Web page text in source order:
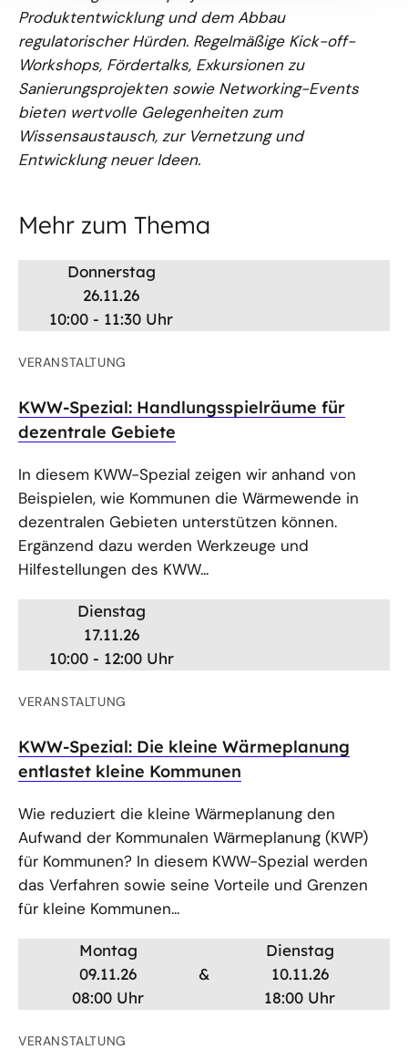
Produktentwicklung und dem Abbau
regulatorischer Hürden. Regelmäßige Kick-off-
Workshops, Fördertalks, Exkursionen zu
Sanierungsprojekten sowie Networking-Events
bieten wertvolle Gelegenheiten zum
Wissensaustausch, zur Vernetzung und
Entwicklung neuer Ideen.
Mehr zum Thema
Donnerstag
26.11.26
10:00 - 11:30 Uhr
VERANSTALTUNG
KWW-Spezial: Handlungsspielräume für
dezentrale Gebiete
In diesem KWW-Spezial zeigen wir anhand von
Beispielen, wie Kommunen die Wärmewende in
dezentralen Gebieten unterstützen können.
Ergänzend dazu werden Werkzeuge und
Hilfestellungen des KWW...
Dienstag
17.11.26
10:00 - 12:00 Uhr
VERANSTALTUNG
KWW-Spezial: Die kleine Wärmeplanung
entlastet kleine Kommunen
Wie reduziert die kleine Wärmeplanung den
Aufwand der Kommunalen Wärmeplanung (KWP)
für Kommunen? In diesem KWW-Spezial werden
das Verfahren sowie seine Vorteile und Grenzen
für kleine Kommunen...
Montag
09.11.26
08:00 Uhr
&
Dienstag
10.11.26
18:00 Uhr
VERANSTALTUNG